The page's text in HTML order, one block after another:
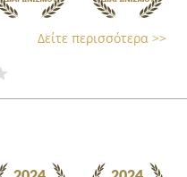
Δείτε περισσότερα >>